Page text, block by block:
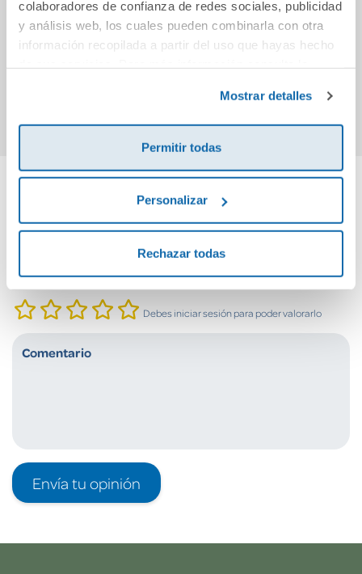
colaboradores de confianza de redes sociales, publicidad
y análisis web, los cuales pueden combinarla con otra
información recopilada a partir del uso que hayas hecho
Mostrar detalles
Permitir todas
Personalizar
Rechazar todas
manos
(Heart Bones)
Comprar
Cuéntanos tu opinión
¡Sé el primero en valorar este producto!
Debes iniciar sesión para poder valorarlo
Envía tu opinión